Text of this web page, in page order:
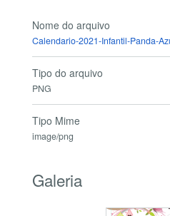
Nome do arquivo
Calendario-2021-Infantil-Panda-
Tipo do arquivo
PNG
Tipo Mime
image/png
Galeria